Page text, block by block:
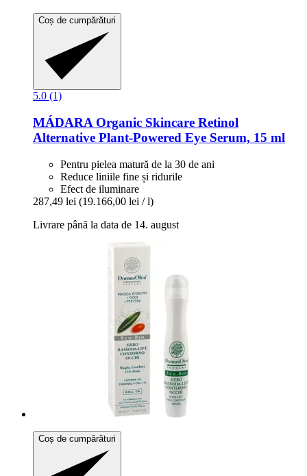
Coș de cumpărături
5.0 (1)
MÁDARA Organic Skincare Retinol
Alternative Plant-​Powered Eye Serum, 15 ml
Pentru pielea matură de la 30 de ani
Reduce liniile fine și ridurile
Efect de iluminare
287,49 lei (19.166,00 lei / l)
Livrare până la data de 14. august
Coș de cumpărături